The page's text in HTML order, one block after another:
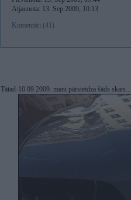
Atjaunota: 13. Sep 2009, 10:13
Komentāri (41)
Tātad-10.09.2009. mani pārsteidza šāds skats...